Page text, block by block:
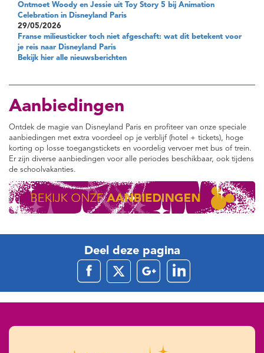
Ontmoet Woody en Jessie uit Toy Story 5 bij Animation
Celebration in Disneyland Paris
29/05/2026
Franse milieusticker toch niet afgeschaft: wat dit betekent voor
je reis naar Disneyland Paris
Bekijk hier alle nieuwsberichten
Aanbiedingen
Ontdek de magie van Disneyland Paris en profiteer van onze speciale
aanbiedingen met extra voordeel op je verblijf (hotel + tickets), hoge
korting op losse toegangstickets en voordelig vervoer met bus of trein.
Er zijn diverse aanbiedingen voor alle periodes beschikbaar, ook tijdens
de schoolvakanties.
Deel deze pagina